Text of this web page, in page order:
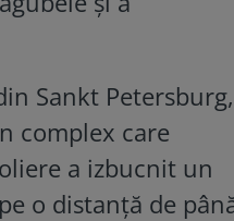
Sankt Petersburg,
complex care
a izbucnit un
o distanță de